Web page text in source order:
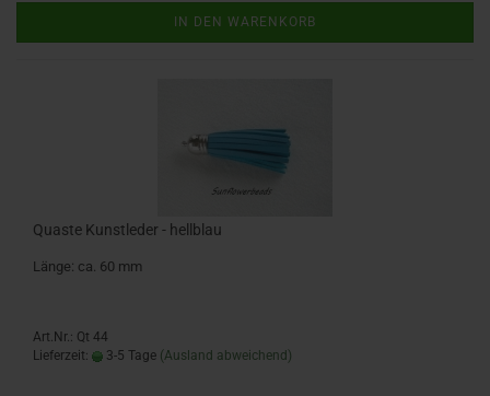
IN DEN WARENKORB
Quaste Kunstleder - hellblau
Länge: ca. 60 mm
Art.Nr.: Qt 44
Lieferzeit:
3-5 Tage (Ausland abweichend)